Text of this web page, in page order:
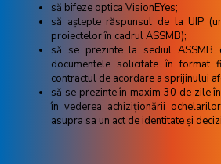
să bifeze optica VisionEYes;
să aştepte răspunsul de la UIP
proiectelor în cadrul ASSMB);
să se prezinte la sediul ASSMB
documentele solicitate în format
contractul de acordare a sprijinului
să se prezinte în maxim 30 de zile
în vederea achiziţionării
asupra sa un act de identitate şi